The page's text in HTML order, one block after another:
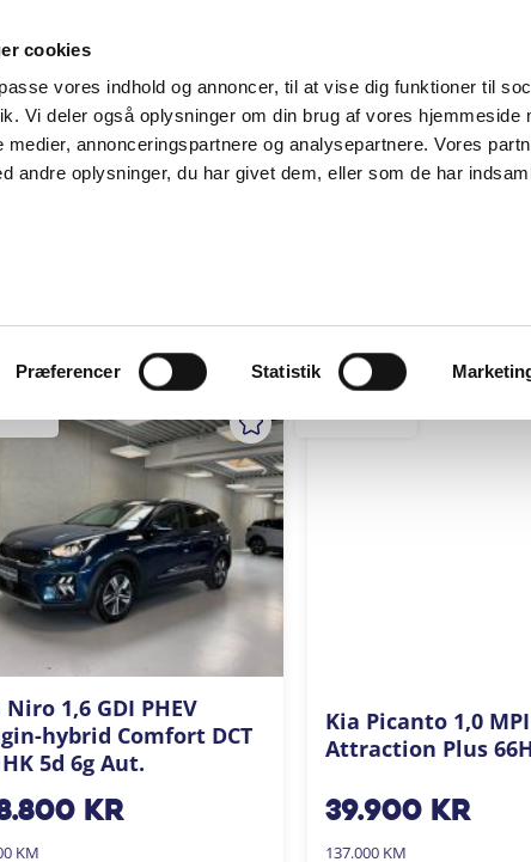
cookies
vores indhold og annoncer, til at vise dig funktioner til
Vi deler også oplysninger om din brug af vores hjemmeside
medier, annonceringspartnere og analysepartnere. Vores
andre oplysninger, du har givet dem, eller som de har
Præferencer Statistik
SÆLG VAREBIL KØB BIL KONTAKT OS ARTIKLER
Niro 1,6 GDI PHEV
hybrid Comfort DCT
5d 6g Aut.
kr
KM
Kia Picanto 1,0 MPI
Attraction Plus
39.900 kr
137.000 KM